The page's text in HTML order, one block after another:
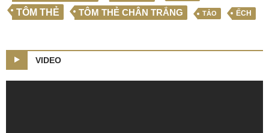
TÔM THẺ TÔM THẺ CHÂN TRẮNG TẢO ẾCH
VIDEO